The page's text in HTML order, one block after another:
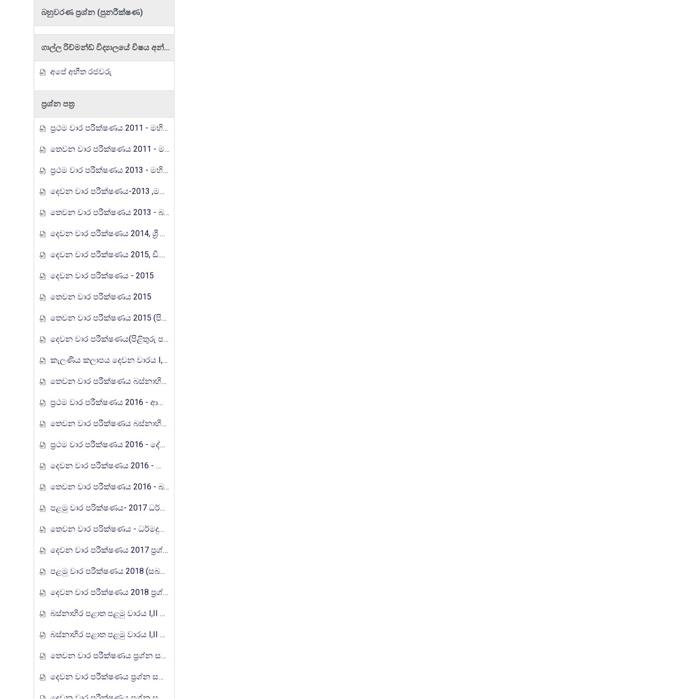
බහුවරණ ප්‍රශ්න (පුනරීක්ෂණ)
ගාල්ල රිච්මන්ඩ් විද්‍යාලයේ විෂය අන්තර්ගතයන්
අපේ අභීත රජවරු
ප්‍රශ්න පත්‍ර
ප්‍රථම වාර පරීක්ෂණය 2011 - මහින්ද රාජපක්ෂ විද්‍යාලය
තෙවන වාර පරීක්ෂණය 2011 - මහින්ද රාජපක්ෂ විද්‍යාලය
ප්‍රථම වාර පරීක්ෂණය 2013 - මහින්ද රාජපක්ෂ විද්‍යාලය
දෙවන වාර පරීක්ෂණය-2013 ,මහින්ද රාජපක්ෂ විද්‍යාලය.පිටිපන
තෙවන වාර පරීක්ෂණය 2013 - බස්නාහිර පළාත
දෙවන වාර පරීක්ෂණය 2014, ශ්‍රී ජයවර්ධනපුර අධ්‍යාපන කලාපය
දෙවන වාර පරීක්ෂණය 2015, ඩී.එස්.සේනානායක විද්‍යාලය, කොළඔ
දෙවන වාර පරීක්ෂණය - 2015
තෙවන වාර පරීක්ෂණය 2015
තෙවන වාර පරීක්ෂණය 2015 (පිළිතුරු)
දෙවන වාර පරීක්ෂණය(පිළිතුරු පත්‍ර) - 2015
කැලණිය කලාපය දෙවන වාරය I,II ප්‍රශ්න පත්‍ර 2015
තෙවන වාර පරීක්ෂණය බස්නාහිර පළාත 2015
ප්‍රථම වාර පරීක්ෂණය 2016 - ආනන්ද විද්‍යාලය, කොළඹ 10
තෙවන වාර පරීක්ෂණය බස්නාහිර පළාත (පිළිතුරු පත්‍ර) 2015
ප්‍රථම වාර පරීක්ෂණය 2016 - දේවි බාලිකා විද්‍යාලය, කොළඹ
දෙවන වාර පරීක්ෂණය 2016 - දේවි බාලිකා විද්‍යාලය, කොළඹ
තෙවන වාර පරීක්ෂණය 2016 - බස්නාහිර පළාත
පළමු වාර පරික්ෂණය- 2017 ධර්මදුත විද්‍යාලය
තෙවන වාර පරික්ෂණය - ධර්මදුත විද්‍යාලය 2017
දෙවන වාර පරීක්ෂණය 2017 ප්‍රශ්න පත්‍රය I,II පිළියන්දල කලාපය
පළමු වාර පරීක්ෂණය 2018 (සබරගමු පළාත)
දෙවන වාර පරීක්ෂණය 2018 ප්‍රශ්න පත්‍රය I,II බස්නාහිර පළාත
බස්නාහිර පළාත පළමු වාරය I,II ප්‍රශ්න පත්‍රය 2018
බස්නාහිර පළාත පළමු වාරය I,II ප්‍රශ්න පත්‍රය 2018
තෙවන වාර පරීක්ෂණය ප්‍රශ්න සහ පිළිතුරු පත්‍රය I,II - වයඹ පළාත් අධ්‍යාපන දෙපාර්තමේන්තුව 2018
දෙවන වාර පරීක්ෂණය ප්‍රශ්න සහ පිළිතුරු පත්‍රය I,II - වයඹ පළාත් අධ්‍යාපන දෙපාර්තමේන්තුව 2018